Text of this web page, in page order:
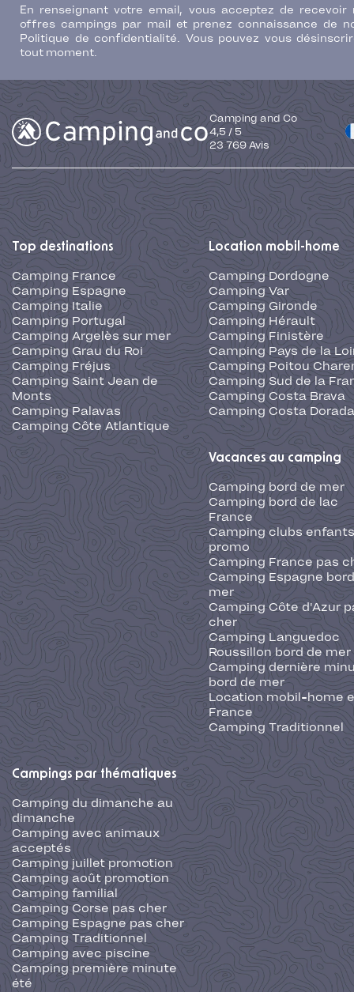
En renseignant votre email, vous acceptez de recevoir
offres campings par mail et prenez connaissance de
Politique de confidentialité. Vous pouvez vous
tout moment.
Camping and Co
4,5 / 5
23 769Avis
Top destinations
Camping France
Camping Espagne
Camping Italie
Camping Portugal
Camping Argelès sur mer
Camping Grau du Roi
Camping Fréjus
Camping Saint Jean de
Monts
Camping Palavas
Camping Côte Atlantique
Location mobil-home
Camping Dordogne
Camping Var
Camping Gironde
Camping Hérault
Camping Finistère
Camping Pays de la
Camping Poitou
Camping Sud de la
Camping Costa Brava
Camping Costa Dorada
Vacances au camping
Camping bord de mer
Camping bord de lac
France
Camping clubs
promo
Camping France pas
Camping Espagne
mer
Camping Côte d'Azur
cher
Camping Languedoc
Roussillon bord de mer
Camping dernière
bord de mer
Location mobil-home
France
Camping Traditionnel
Campings par thématiques
Camping du dimanche au
dimanche
Camping avec animaux
acceptés
Camping juillet promotion
Camping août promotion
Camping familial
Camping Corse pas cher
Camping Espagne pas cher
Camping Traditionnel
Camping avec piscine
Camping première minute
été